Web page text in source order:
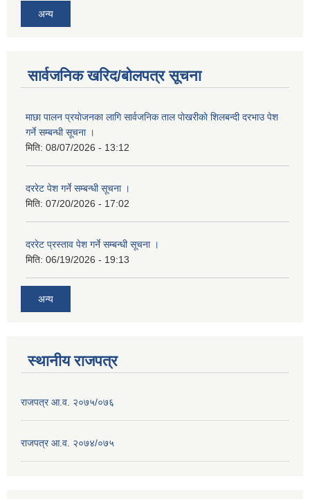
अन्य
सार्वजनिक खरिद/बोलपत्र सूचना
माछा पालन प्रयाेजनका लागि सार्वजनिक ताल पाेखरीकाे शिलबन्दी दरभाउ पेश
गर्ने सम्बन्धी सूचना ।
मिति: 08/07/2026 - 13:12
दररेट पेश गर्ने सम्बन्धी सूचना ।
मिति: 07/20/2026 - 17:02
दररेट प्रस्ताव पेश गर्ने सम्बन्धी सूचना ।
मिति: 06/19/2026 - 19:13
अन्य
स्थानीय राजपत्र
राजपत्र आ.व. २०७५/०७६
राजपत्र आ.व. २०७४/०७५